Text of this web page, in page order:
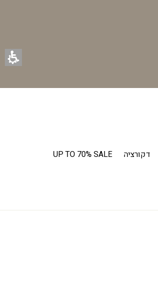
דקורציה UP TO 70% SALE